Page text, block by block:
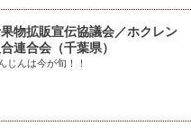
物拡販宣伝協議会／ホクレン
連合会（千葉県）
じんは今が旬！！